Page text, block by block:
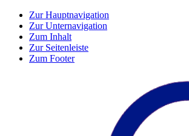
Zur Hauptnavigation
Zur Unternavigation
Zum Inhalt
Zur Seitenleiste
Zum Footer